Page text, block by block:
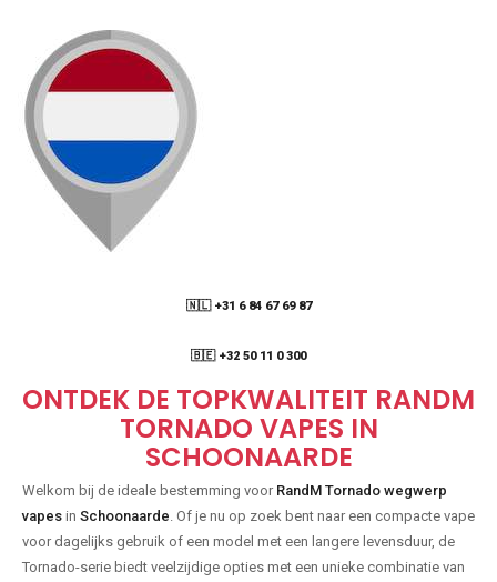
🇳🇱 +31 6 84 67 69 87
🇧🇪 +32 50 11 0 300
ONTDEK DE TOPKWALITEIT RANDM
TORNADO VAPES IN
SCHOONAARDE
Welkom bij de ideale bestemming voor RandM Tornado wegwerp
vapes in Schoonaarde . Of je nu op zoek bent naar een compacte vape
voor dagelijks gebruik of een model met een langere levensduur, de
Tornado-serie biedt veelzijdige opties met een unieke combinatie van